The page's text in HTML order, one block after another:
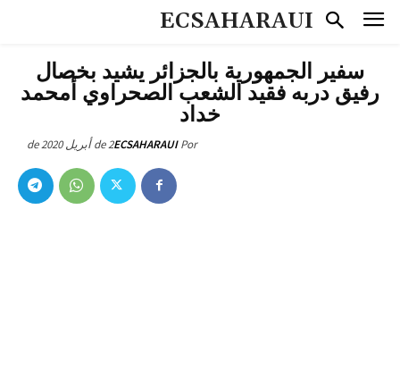
ECSAHARAUI
سفير الجمهورية بالجزائر يشيد بخصال
رفيق دربه فقيد الشعب الصحراوي أمحمد
خداد
Por
ECSAHARAUI2 de أبريل de 2020